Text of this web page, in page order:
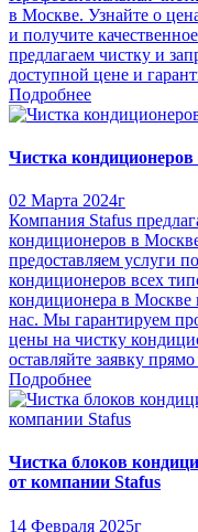
в Москве. Узнайте о
и получите
предлагаем чистку и
доступной цене и
Подробнее
Чистка
02 Марта 2024г
Компания Stafus
кондиционеров в
предоставляем услуги
кондиционеров всех
кондиционера в Москве
нас. Мы гарантируем
цены на чистку
оставляйте заявку
Подробнее
Чистка блоков
от компании Stafus
14 Февраля 2025г